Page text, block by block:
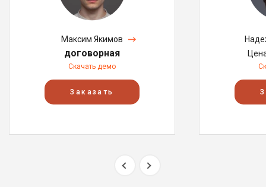
Максим Якимов
договорная
Скачать демо
Заказать